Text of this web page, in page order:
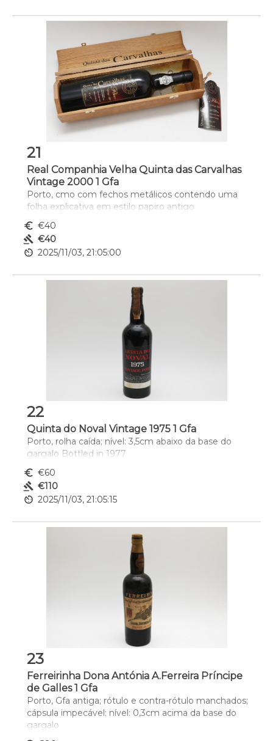
21
Real Companhia Velha Quinta das Carvalhas
Vintage 2000 1 Gfa
Porto, cmo com fechos metálicos contendo uma
folha explicativa em estilo papiro antigo
euro_symbol €40
gavel €40
av_timer 2025/11/03, 21:05:00
22
Quinta do Noval Vintage 1975 1 Gfa
Porto, rolha caída; nível: 3,5cm abaixo da base do
gargalo Bottled in 1977
euro_symbol €60
gavel €110
av_timer 2025/11/03, 21:05:15
23
Ferreirinha Dona Antónia A.Ferreira Príncipe
de Galles 1 Gfa
Porto, Gfa antiga; rótulo e contra-rótulo manchados;
cápsula impecável; nível: 0,3cm acima da base do
gargalo